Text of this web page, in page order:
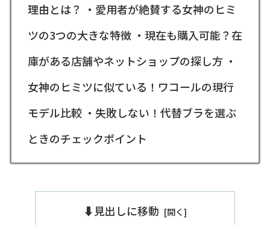
理由とは？ ・愛用者が絶賛する女神のヒミ
ツの3つの大きな特徴 ・現在も購入可能？在
庫がある店舗やネットショップの探し方 ・
女神のヒミツに似ている！ワコールの現行
モデル比較 ・失敗しない！代替ブラを選ぶ
ときのチェックポイント
⬇️見出しに移動